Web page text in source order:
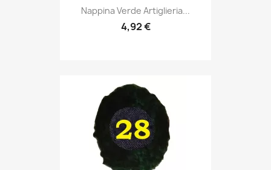
Anteprima
Nappina Verde Artiglieria...
4,92 €